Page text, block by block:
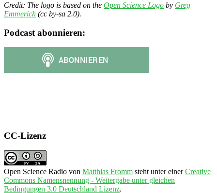
Credit: The logo is based on the Open Science Logo by Greg
Emmerich (cc by-sa 2.0).
Podcast abonnieren:
CC-Lizenz
Open Science Radio von Matthias Fromm steht unter einerCreative
Commons Namensnennung - Weitergabe unter gleichen
Bedingungen 3.0 Deutschland Lizenz.